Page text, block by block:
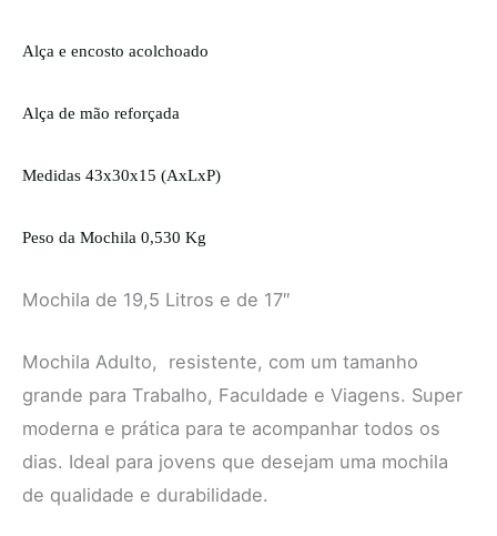
Alça e encosto acolchoado
Alça de mão reforçada
Medidas 43x30x15 (AxLxP)
Peso da Mochila 0,530 Kg
Mochila de 19,5 Litros e de 17″
Mochila Adulto, resistente, com um tamanho
grande para Trabalho, Faculdade e Viagens. Super
moderna e prática para te acompanhar todos os
dias. Ideal para jovens que desejam uma mochila
de qualidade e durabilidade.